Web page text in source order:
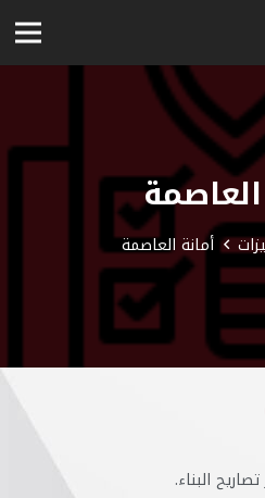
أمانة العاصمة
البناء.